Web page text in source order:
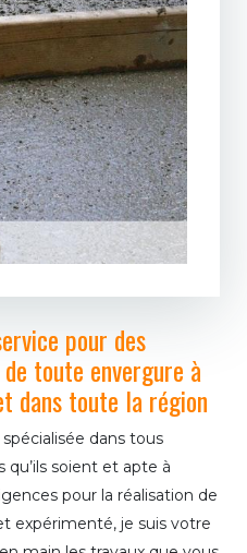
pour des
toute envergure à
dans toute la région
dans tous
soient et apte à
pour la réalisation de
expérimenté, je suis votre